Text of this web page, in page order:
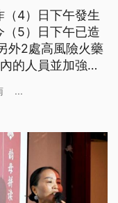
（4）日下午發生
（5）日下午已造
外2處高風險火藥
的人員並加強搜
...